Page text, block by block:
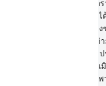
หัตถ์ของอัลลอฮฺนั้นถูกล่ามตร
ที่ถูกล่ามตรวน และพวกเขาไ
กเขาพูดมิได้ พระหัตถ์ทั้งสอ
หาก ซึ่งพระองค์จะทรงแจกจ่
ประสงค์ และแน่นอนสิ่งที่ถูกป
เจ้าของเจ้านั้นจะเพิ่มการละ
ธาแก่จำนวนมากมายในหมู่พ